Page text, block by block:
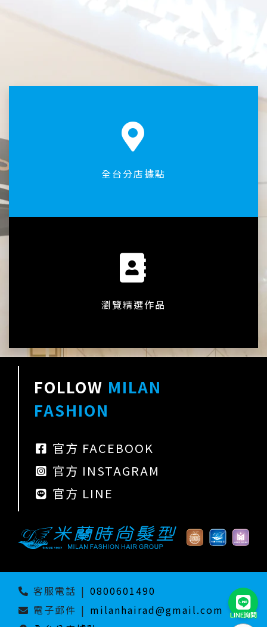
全台分店據點
瀏覽精選作品
FOLLOW MILAN
FASHION
官方 FACEBOOK
官方 INSTAGRAM
官方 LINE
客服電話 | 0800601490
電子郵件 | milanhairad@gmail.com
LINE詢問